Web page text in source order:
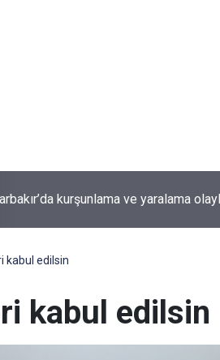
kurşunlama ve yaralama
kabul edilsin
kabul edilsin